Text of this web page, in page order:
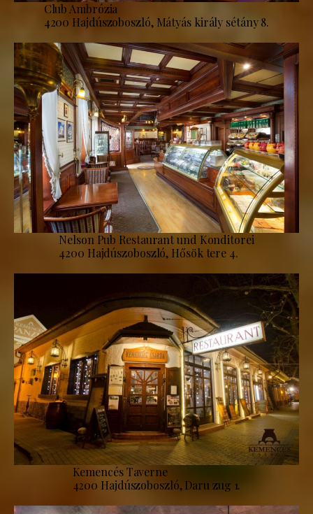
Club Ambrózia
4200 Hajdúszoboszló, Mátyás király sétány 8.
Nelson Pub Restaurant und Konditorei
4200 Hajdúszoboszló, Hősök tere 4.
Kemencés Taverne
4200 Hajdúszoboszló, Daru zug 1.